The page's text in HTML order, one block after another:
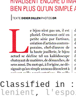
Classified in :
lenient ,